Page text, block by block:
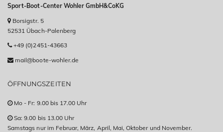
Sport-Boot-Center Wohler GmbH&CoKG
Borsigstr. 5
52531 Übach-Palenberg
+49 (0)2451-43663
mail@boote-wohler.de
ÖFFNUNGSZEITEN
Mo - Fr: 9.00 bis 17.00 Uhr
Sa: 9.00 bis 13.00 Uhr
Samstags nur im Februar, März, April, Mai, Oktober und November.